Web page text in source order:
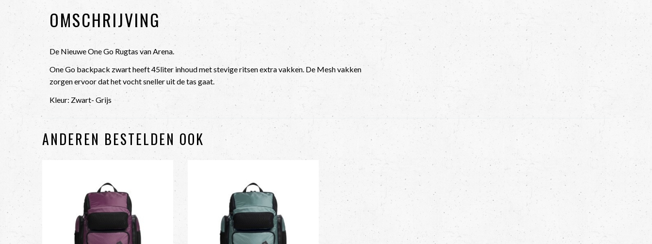
OMSCHRIJVING
De Nieuwe One Go Rugtas van Arena.
One Go backpack zwart heeft 45liter inhoud met stevige ritsen extra vakken. De Mesh vakken
zorgen ervoor dat het vocht sneller uit de tas gaat.
Kleur: Zwart- Grijs
ANDEREN BESTELDEN OOK